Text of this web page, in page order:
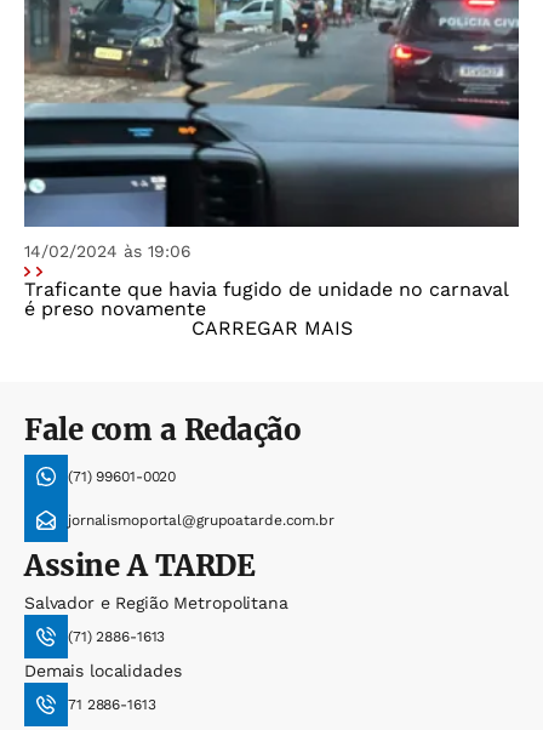
14/02/2024 às 19:06
Traficante que havia fugido de unidade no carnaval
é preso novamente
CARREGAR MAIS
Fale com a Redação
(71) 99601-0020
jornalismoportal@grupoatarde.com.br
AssineA TARDE
Salvador e Região Metropolitana
(71) 2886-1613
Demais localidades
71 2886-1613